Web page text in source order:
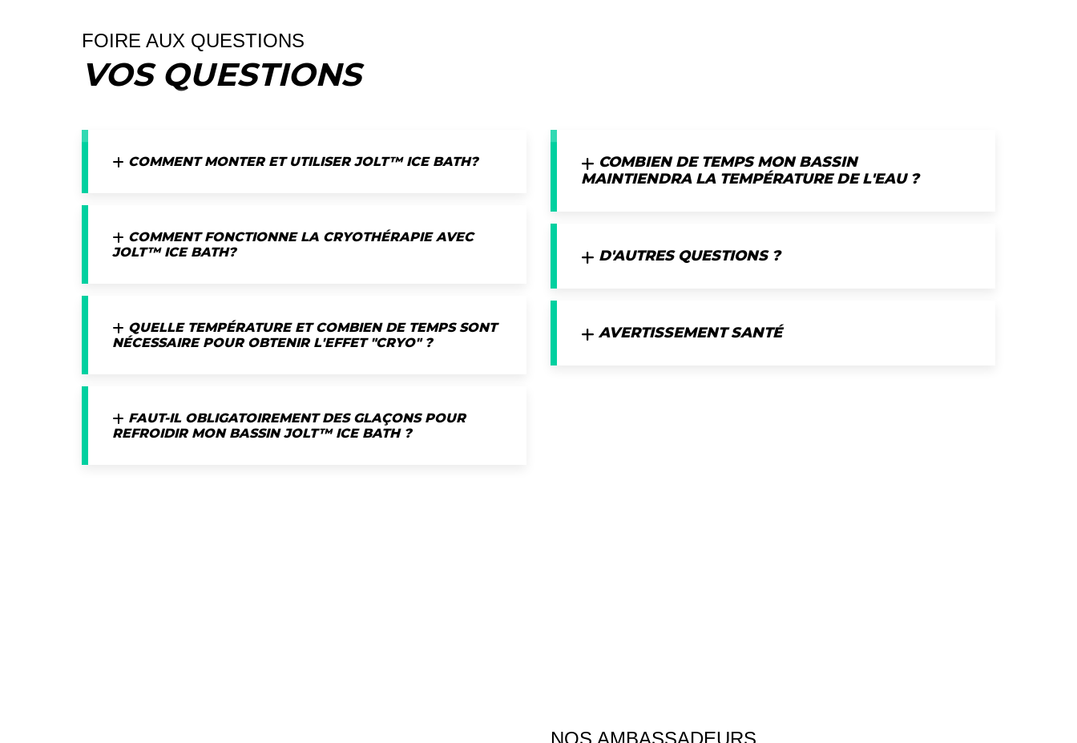
FOIRE AUX QUESTIONS
VOS QUESTIONS
COMMENT MONTER ET UTILISER JOLT™ ICE BATH?
COMMENT FONCTIONNE LA CRYOTHÉRAPIE AVEC
JOLT™ ICE BATH?
QUELLE TEMPÉRATURE ET COMBIEN DE TEMPS SONT
NÉCESSAIRE POUR OBTENIR L'EFFET "CRYO" ?
FAUT-IL OBLIGATOIREMENT DES GLAÇONS POUR
REFROIDIR MON BASSIN JOLT™ ICE BATH ?
COMBIEN DE TEMPS MON BASSIN
MAINTIENDRA LA TEMPÉRATURE DE L'EAU ?
D'AUTRES QUESTIONS ?
AVERTISSEMENT SANTÉ